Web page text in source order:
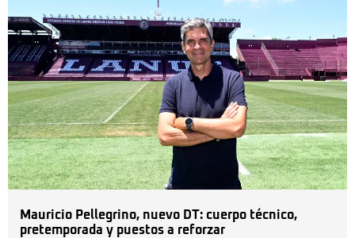
Mauricio Pellegrino, nuevo DT: cuerpo técnico,
pretemporada y puestos a reforzar